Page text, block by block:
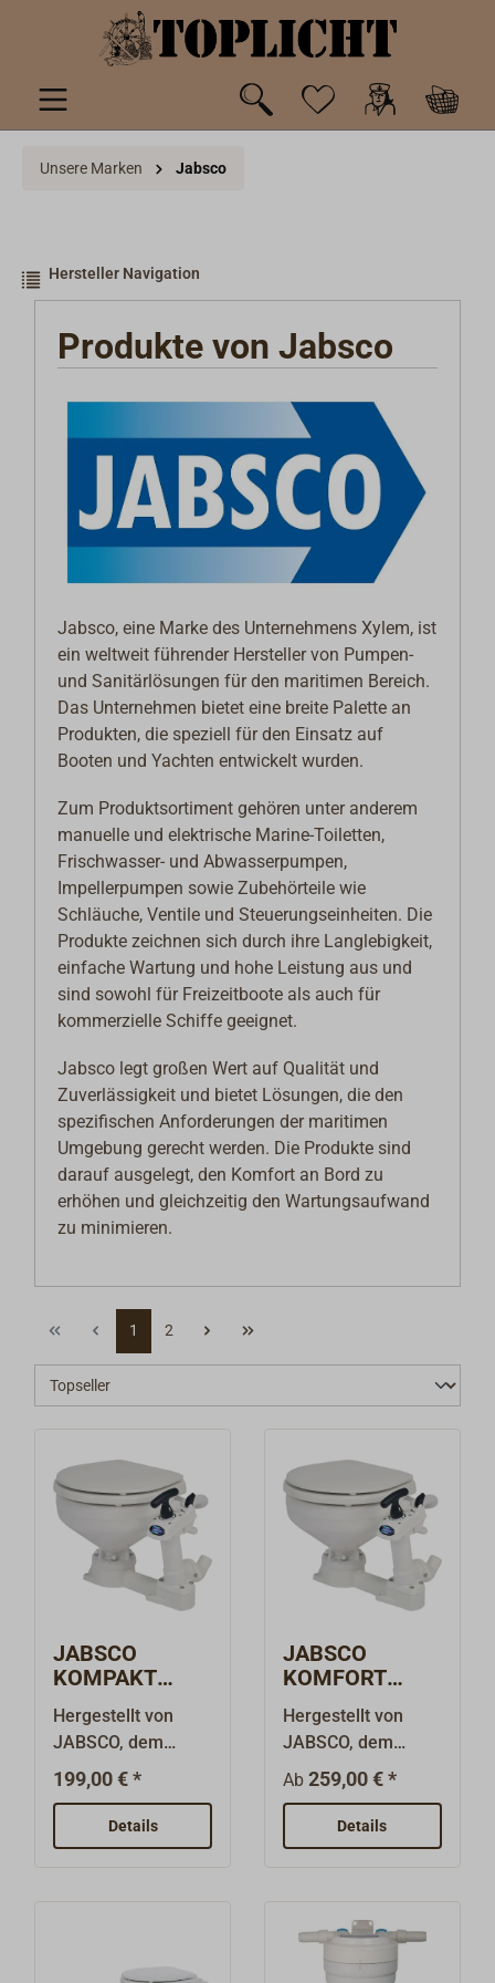
springen
Unsere Marken Jabsco
Hersteller Navigation
Produkte von Jabsco
Jabsco, eine Marke des Unternehmens Xylem, ist
ein weltweit führender Hersteller von Pumpen-
und Sanitärlösungen für den maritimen Bereich.
Das Unternehmen bietet eine breite Palette an
Produkten, die speziell für den Einsatz auf
Booten und Yachten entwickelt wurden.
Zum Produktsortiment gehören unter anderem
manuelle und elektrische Marine-Toiletten,
Frischwasser- und Abwasserpumpen,
Impellerpumpen sowie Zubehörteile wie
Schläuche, Ventile und Steuerungseinheiten. Die
Produkte zeichnen sich durch ihre Langlebigkeit,
einfache Wartung und hohe Leistung aus und
sind sowohl für Freizeitboote als auch für
kommerzielle Schiffe geeignet.
Jabsco legt großen Wert auf Qualität und
Zuverlässigkeit und bietet Lösungen, die den
spezifischen Anforderungen der maritimen
Umgebung gerecht werden. Die Produkte sind
darauf ausgelegt, den Komfort an Bord zu
erhöhen und gleichzeitig den Wartungsaufwand
zu minimieren.
1 2
JABSCO
KOMPAKT
29090
Hergestellt von
JABSCO, dem
weltweit größten
Hersteller für kleine
Bordtoiletten -
Standardausrüstun
199,00 € *
Details
JABSCO
KOMFORT
29120
Hergestellt von
JABSCO, dem
weltweit größten
Hersteller für
Bordtoiletten – die
Standardausrüstun
KOMFORT mit
Ab 259,00 € *
Details